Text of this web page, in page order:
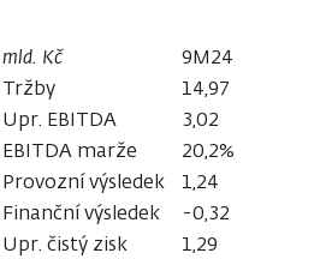
mld. Kč 9M24
Tržby
14,97
Upr. EBITDA
3,02
EBITDA marže
20,2%
Provozní výsledek
1,24
Finanční výsledek
-0,32
Upr. čistý zisk
1,29